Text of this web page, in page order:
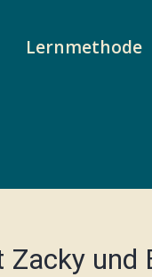
Lernmethode
Zacky und